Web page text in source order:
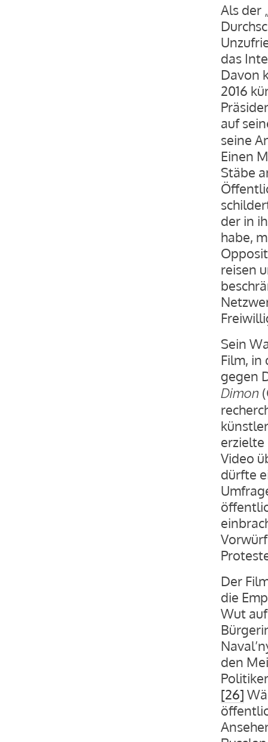
Als der
das
Davon
2016
auf
seine
Einen
Stäbe
der in
habe,
reisen
Sein
Film, in
gegen
Dimon
erzielte
Video
dürfte
Der
die
Wut
den
[26]